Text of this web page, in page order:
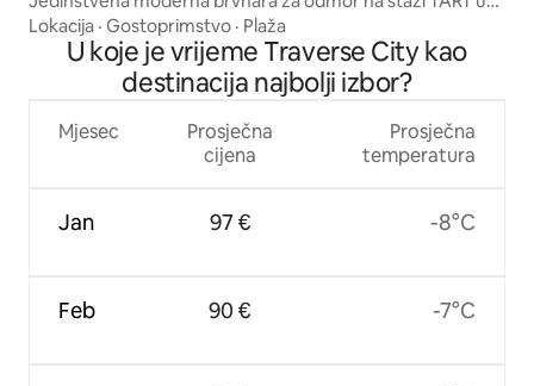
blizini TC
Lokacija · Gostoprimstvo · Plaža
U koje je vrijeme Traverse City kao
destinacija najbolji izbor?
Mjesec
Jan
Feb
Prosječna
cijena
97 €
90 €
Prosječna
temperatura
-8°C
-7°C